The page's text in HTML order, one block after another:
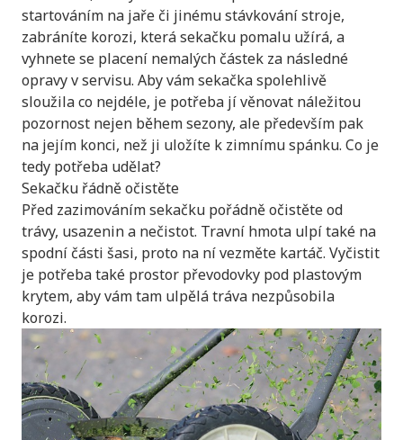
startováním na jaře či jinému stávkování stroje,
zabráníte korozi, která sekačku pomalu užírá, a
vyhnete se placení nemalých částek za následné
opravy v servisu. Aby vám sekačka spolehlivě
sloužila co nejdéle, je potřeba jí věnovat náležitou
pozornost nejen během sezony, ale především pak
na jejím konci, než ji uložíte k zimnímu spánku. Co je
tedy potřeba udělat?
Sekačku řádně očistěte
Před zazimováním sekačku pořádně očistěte od
trávy, usazenin a nečistot. Travní hmota ulpí také na
spodní části šasi, proto na ní vezměte kartáč. Vyčistit
je potřeba také prostor převodovky pod plastovým
krytem, aby vám tam ulpělá tráva nezpůsobila
korozi.